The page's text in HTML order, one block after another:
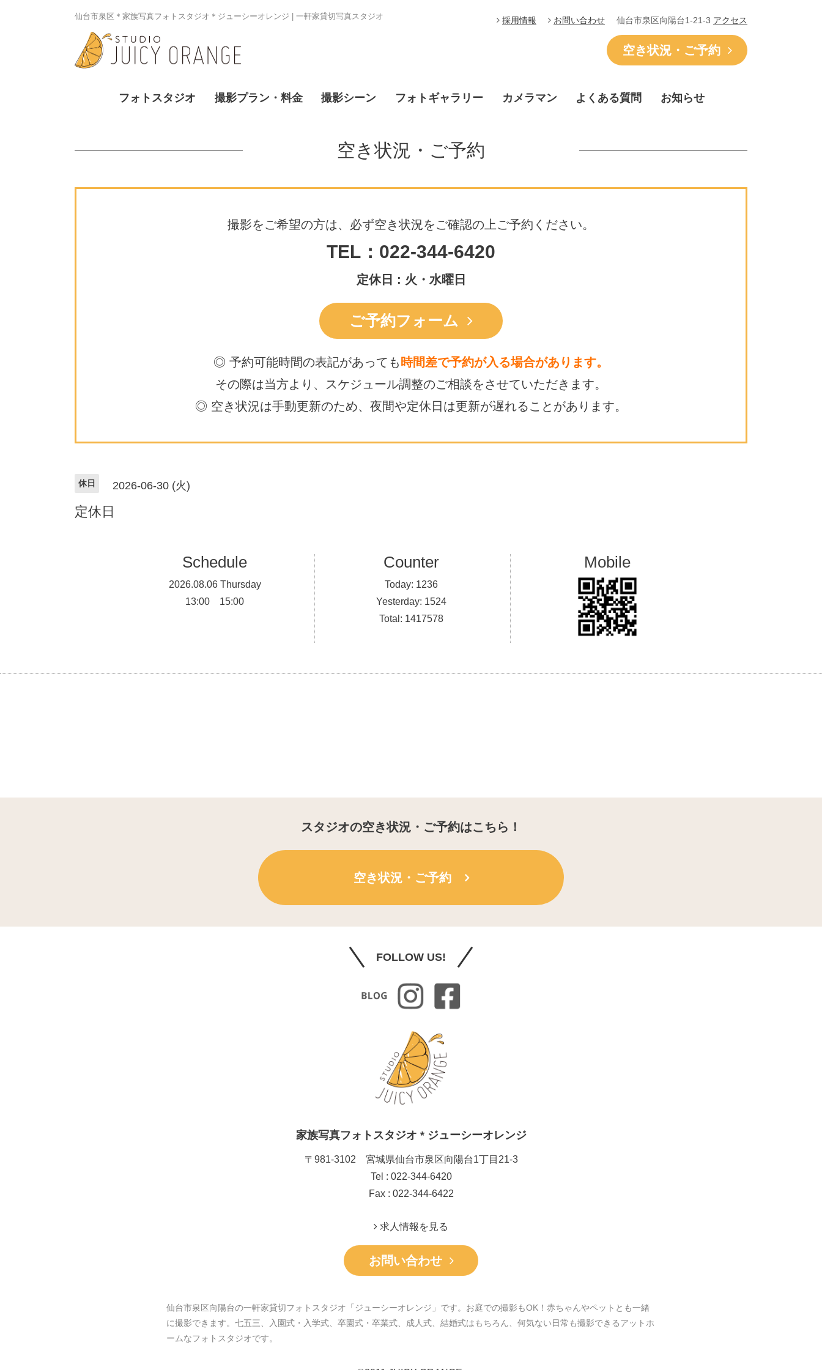
仙台市泉区＊家族写真フォトスタジオ＊ジューシーオレンジ | 一軒家貸切写真スタジオ 採用情報 お問い合わせ 仙台市泉区向陽台1-21-3 アクセス
空き状況・ご予約
フォトスタジオ 撮影プラン・料金 撮影シーン フォトギャラリー カメラマン よくある質問 お知らせ
空き状況・ご予約
撮影をご希望の方は、必ず空き状況をご確認の上ご予約ください。
TEL：022-344-6420
定休日 : 火・水曜日
ご予約フォーム
◎ 予約可能時間の表記があっても 時間差で予約が入る場合があります。
その際は当方より、スケジュール調整のご相談をさせていただきます。
◎ 空き状況は手動更新のため、 夜間や定休日は更新が遅れることがあります。
休日 2026-06-30 (火)
定休日
Schedule
2026.08.06 Thursday
13:00 15:00
Counter
Today: 1236
Yesterday: 1524
Total: 1417578
Mobile
スタジオの空き状況・ご予約はこちら！
空き状況・ご予約
FOLLOW US!
家族写真フォトスタジオ * ジューシーオレンジ
〒981-3102 宮城県仙台市泉区向陽台1丁目21-3
Tel : 022-344-6420
Fax : 022-344-6422
求人情報を見る
お問い合わせ
仙台市泉区向陽台の一軒家貸切フォトスタジオ「ジューシーオレンジ」です。お庭での撮影もOK！赤ちゃんやペットとも一緒
に撮影できます。七五三、入園式・入学式、卒園式・卒業式、成人式、結婚式はもちろん、何気ない日常も撮影できるアットホ
ームなフォトスタジオです。